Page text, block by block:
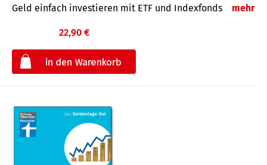
Geld einfach investieren mit ETF und Indexfonds mehr
22,90 €